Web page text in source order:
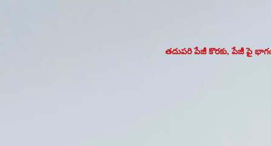
తదుపరి పేజీ కొరకు, పేజీ పై